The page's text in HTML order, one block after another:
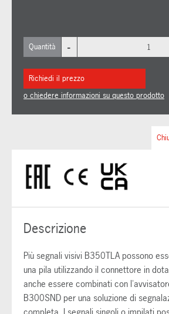
Quantità -
Richiedi il prezzo
o chiedere informazioni su questo prodotto
Descrizione
Più segnali visivi B350TLA possono
una pila utilizzando il connettore in
anche essere combinati con
B300SND per una soluzione di